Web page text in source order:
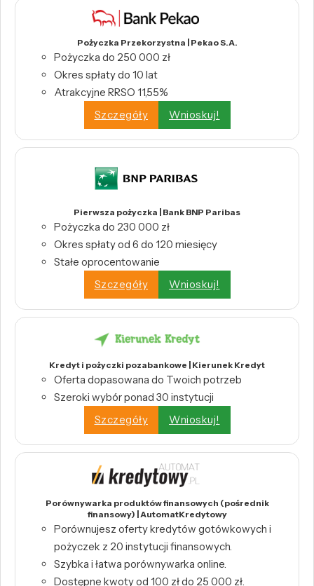
Pożyczka Przekorzystna | Pekao S.A.
Pożyczka do 250 000 zł
Okres spłaty do 10 lat
Atrakcyjne RRSO 11,55%
Szczegóły
Wnioskuj!
Pierwsza pożyczka | Bank BNP Paribas
Pożyczka do 230 000 zł
Okres spłaty od 6 do 120 miesięcy
Stałe oprocentowanie
Szczegóły
Wnioskuj!
Kredyt i pożyczki pozabankowe | Kierunek Kredyt
Oferta dopasowana do Twoich potrzeb
Szeroki wybór ponad 30 instytucji
Szczegóły
Wnioskuj!
Porównywarka produktów finansowych (pośrednik
finansowy) | AutomatKredytowy
Porównujesz oferty kredytów gotówkowych i
pożyczek z 20 instytucji finansowych.
Szybka i łatwa porównywarka online.
Dostępne kwoty od 100 zł do 25 000 zł.